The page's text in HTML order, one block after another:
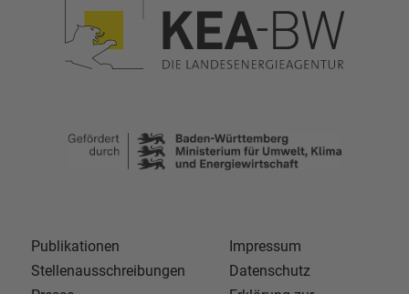
Publikationen
Stellenausschreibungen
Impressum
Datenschutz